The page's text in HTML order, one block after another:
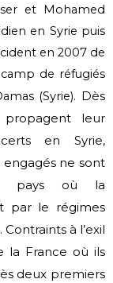
et Mohamed
en Syrie puis
en 2007 de
de réfugiés
(Syrie). Dès
leur
en Syrie,
engagés ne sont
pays où la
par le régimes
Contraints à l’exil
la France où ils
deux premiers